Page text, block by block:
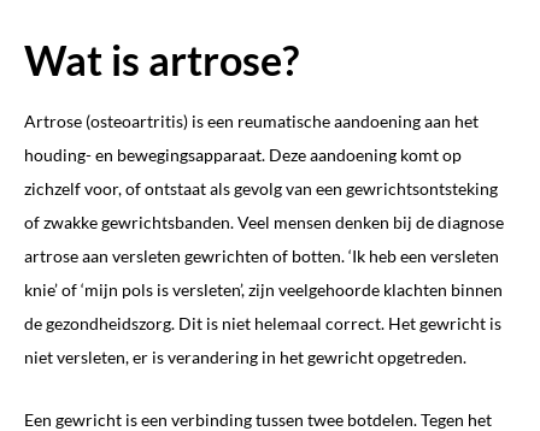
Wat is artrose?
Artrose (osteoartritis) is een reumatische aandoening aan het
houding- en bewegingsapparaat. Deze aandoening komt op
zichzelf voor, of ontstaat als gevolg van een gewrichtsontsteking
of zwakke gewrichtsbanden. Veel mensen denken bij de diagnose
artrose aan versleten gewrichten of botten. ‘Ik heb een versleten
knie’ of ‘mijn pols is versleten’, zijn veelgehoorde klachten binnen
de gezondheidszorg. Dit is niet helemaal correct. Het gewricht is
niet versleten, er is verandering in het gewricht opgetreden.
Een gewricht is een verbinding tussen twee botdelen. Tegen het